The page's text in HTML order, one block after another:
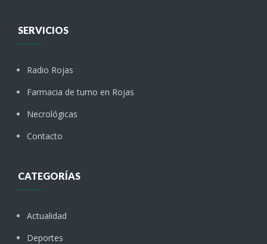
SERVICIOS
Radio Rojas
Farmacia de turno en Rojas
Necrológicas
Contacto
CATEGORÍAS
Actualidad
Deportes